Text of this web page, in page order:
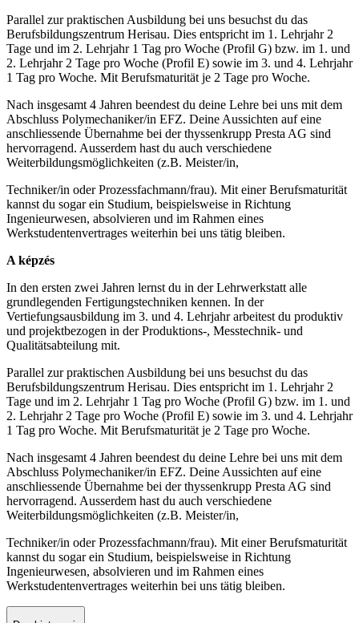
Parallel zur praktischen Ausbildung bei uns besuchst du das
Berufsbildungszentrum Herisau. Dies entspricht im 1. Lehrjahr 2
Tage und im 2. Lehrjahr 1 Tag pro Woche (Profil G) bzw. im 1. und
2. Lehrjahr 2 Tage pro Woche (Profil E) sowie im 3. und 4. Lehrjahr
1 Tag pro Woche. Mit Berufsmaturität je 2 Tage pro Woche.
Nach insgesamt 4 Jahren beendest du deine Lehre bei uns mit dem
Abschluss Polymechaniker/in EFZ. Deine Aussichten auf eine
anschliessende Übernahme bei der thyssenkrupp Presta AG sind
hervorragend. Ausserdem hast du auch verschiedene
Weiterbildungsmöglichkeiten (z.B. Meister/in,
Techniker/in oder Prozessfachmann/frau). Mit einer Berufsmaturität
kannst du sogar ein Studium, beispielsweise in Richtung
Ingenieurwesen, absolvieren und im Rahmen eines
Werkstudentenvertrages weiterhin bei uns tätig bleiben.
A képzés
In den ersten zwei Jahren lernst du in der Lehrwerkstatt alle
grundlegenden Fertigungstechniken kennen. In der
Vertiefungsausbildung im 3. und 4. Lehrjahr arbeitest du produktiv
und projektbezogen in der Produktions-, Messtechnik- und
Qualitätsabteilung mit.
Parallel zur praktischen Ausbildung bei uns besuchst du das
Berufsbildungszentrum Herisau. Dies entspricht im 1. Lehrjahr 2
Tage und im 2. Lehrjahr 1 Tag pro Woche (Profil G) bzw. im 1. und
2. Lehrjahr 2 Tage pro Woche (Profil E) sowie im 3. und 4. Lehrjahr
1 Tag pro Woche. Mit Berufsmaturität je 2 Tage pro Woche.
Nach insgesamt 4 Jahren beendest du deine Lehre bei uns mit dem
Abschluss Polymechaniker/in EFZ. Deine Aussichten auf eine
anschliessende Übernahme bei der thyssenkrupp Presta AG sind
hervorragend. Ausserdem hast du auch verschiedene
Weiterbildungsmöglichkeiten (z.B. Meister/in,
Techniker/in oder Prozessfachmann/frau). Mit einer Berufsmaturität
kannst du sogar ein Studium, beispielsweise in Richtung
Ingenieurwesen, absolvieren und im Rahmen eines
Werkstudentenvertrages weiterhin bei uns tätig bleiben.